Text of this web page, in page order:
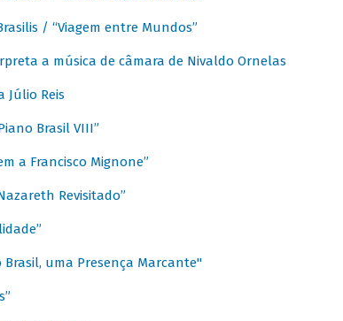
/ “Viagem entre Mundos”
a música de câmara de Nivaldo Ornelas
Júlio Reis
Brasil VIII”
a Francisco Mignone”
Revisitado”
uma Presença Marcante"